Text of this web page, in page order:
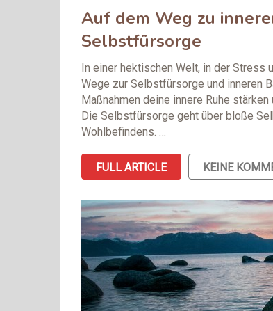
Auf dem Weg zu
Selbstfürsorge
In einer hektischen Welt, in der Stress
Wege zur Selbstfürsorge und inneren
Maßnahmen deine innere Ruhe
Die Selbstfürsorge geht über bloße
Wohlbefindens. …
FULL ARTICLE KEINE